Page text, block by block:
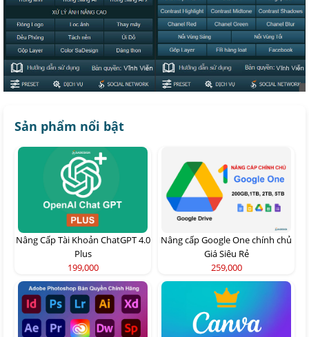
Sản phẩm nổi bật
Nâng Cấp Tài Khoản ChatGPT 4.0
Plus
199,000
Nâng cấp Google One chính chủ
Giá Siêu Rẻ
259,000